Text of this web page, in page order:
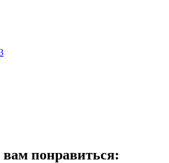
понравиться: